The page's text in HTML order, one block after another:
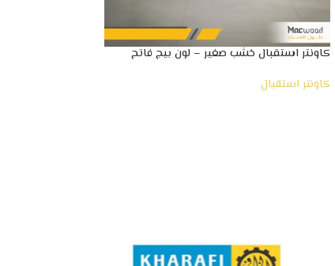
كاونتر استقبال خشب صغير – لون بيج فاتح
كاونتر استقبال